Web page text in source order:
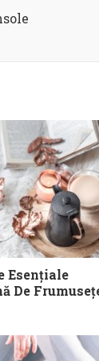
Esențiale
De